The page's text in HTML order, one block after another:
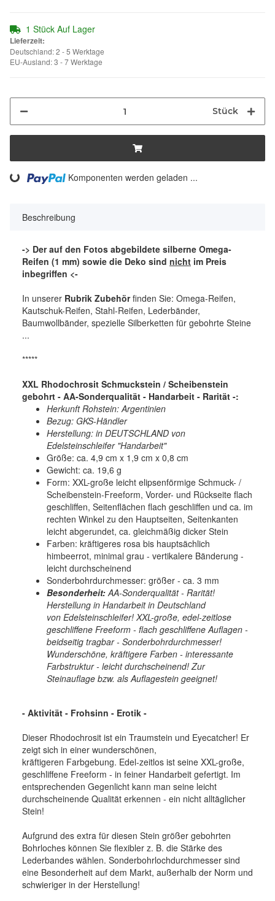
1 Stück Auf Lager
Lieferzeit:
Deutschland: 2 - 5 Werktage
EU-Ausland: 3 - 7 Werktage
Stück
Komponenten werden geladen ...
Beschreibung
-> Der auf den Fotos abgebildete silberne Omega-
Reifen (1 mm) sowie die Deko sind nicht im Preis
inbegriffen <-
In unserer Rubrik Zubehörfinden Sie: Omega-Reifen,
Kautschuk-Reifen, Stahl-Reifen, Lederbänder,
Baumwollbänder, spezielle Silberketten für gebohrte Steine
...
*****
XXL Rhodochrosit Schmuckstein / Scheibenstein
gebohrt - AA-Sonderqualität - Handarbeit - Rarität -:
Herkunft Rohstein: Argentinien
Bezug: GKS-Händler
Herstellung: in DEUTSCHLAND von
Edelsteinschleifer "Handarbeit"
Größe: ca. 4,9 cm x 1,9 cm x 0,8 cm
Gewicht: ca. 19,6 g
Form: XXL-große leicht elipsenförmige Schmuck- /
Scheibenstein-Freeform, Vorder- und Rückseite flach
geschliffen, Seitenflächen flach geschliffen und ca. im
rechten Winkel zu den Hauptseiten, Seitenkanten
leicht abgerundet, ca. gleichmäßig dicker Stein
Farben: kräftigeres rosa bis hauptsächlich
himbeerrot, minimal grau - vertikalere Bänderung -
leicht durchscheinend
Sonderbohrdurchmesser: größer - ca. 3 mm
Besonderheit: AA-Sonderqualität - Rarität!
Herstellung in Handarbeit in Deutschland
von Edelsteinschleifer! XXL-große, edel-zeitlose
geschliffene Freeform - flach geschliffene Auflagen -
beidseitig tragbar - Sonderbohrdurchmesser!
Wunderschöne, kräftigere Farben - interessante
Farbstruktur - leicht durchscheinend! Zur
Steinauflage bzw. als Auflagestein geeignet!
- Aktivität - Frohsinn - Erotik -
Dieser Rhodochrosit ist ein Traumstein und Eyecatcher! Er
zeigt sich in einer wunderschönen,
kräftigeren Farbgebung. Edel-zeitlos ist seine XXL-große,
geschliffene Freeform - in feiner Handarbeit gefertigt. Im
entsprechenden Gegenlicht kann man seine leicht
durchscheinende Qualität erkennen - ein nicht alltäglicher
Stein!
Aufgrund des extra für diesen Stein größer gebohrten
Bohrloches können Sie flexibler z. B. die Stärke des
Lederbandes wählen. Sonderbohrlochdurchmesser sind
eine Besonderheit auf dem Markt, außerhalb der Norm und
schwieriger in der Herstellung!